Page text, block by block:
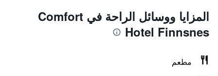
المزايا ووسائل الراحة في Comfort
Hotel Finnsnes
مطعم